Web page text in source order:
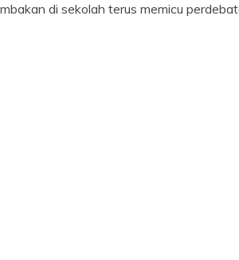
di sekolah terus memicu